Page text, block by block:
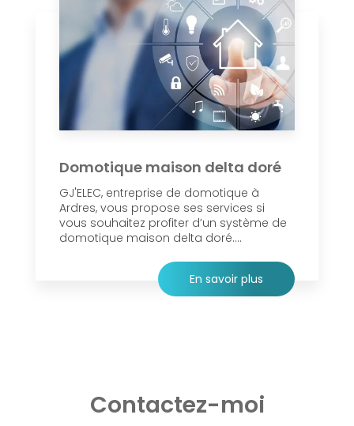
Domotique maison delta doré
GJ'ELEC, entreprise de domotique à
Ardres, vous propose ses services si
vous souhaitez profiter d’un système de
domotique maison delta doré....
En savoir plus
Contactez-moi